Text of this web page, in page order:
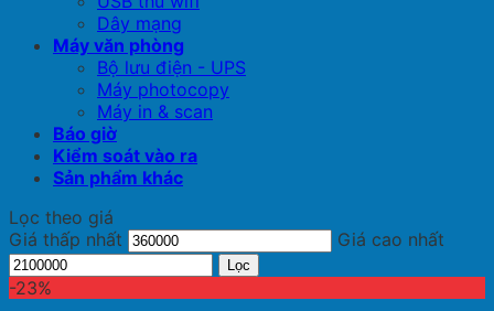
Dây mạng
Máy văn phòng
Bộ lưu điện - UPS
Máy photocopy
Máy in & scan
Báo giờ
Kiểm soát vào ra
Sản phẩm khác
Lọc theo giá
Giá thấp nhất
Giá cao nhất
Lọc
-23%